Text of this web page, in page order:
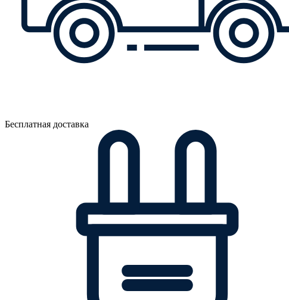
Бесплатная доставка